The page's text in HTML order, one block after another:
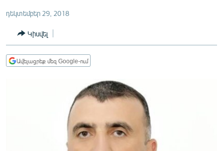
ՏՆՏԵՍՈՒԹՅՈՒՆ
ՂԱՐԱԲԱՂ
ՊԱՏԵՐԱԶՄԻ 6 ՇԱԲԱԹՆԵՐԸ
դեկտեմբեր 29, 2018
Կիսվել
Ավելացրեք մեզ Google-ում